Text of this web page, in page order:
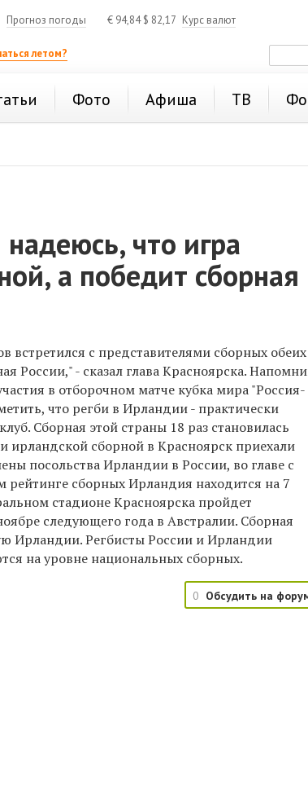
Прогноз погоды € 94,84$ 82,17 Курс валют
летом?
Фото Афиша ТВ
что игра
а победит сборная
с представителями сборных обеих
России," - сказал глава Красноярска.
в отборочном матче кубка мира "Россия-
что регби в Ирландии - практически
Сборная этой страны 18 раз становилась
сборной в Красноярск приехали
посольства Ирландии в России, во главе с
сборных Ирландия находится на 7
стадионе Красноярска пройдет
следующего года в Австралии. Сборная
Ирландии. Регбисты России и Ирландии
на уровне национальных сборных.
0 Обсудить на